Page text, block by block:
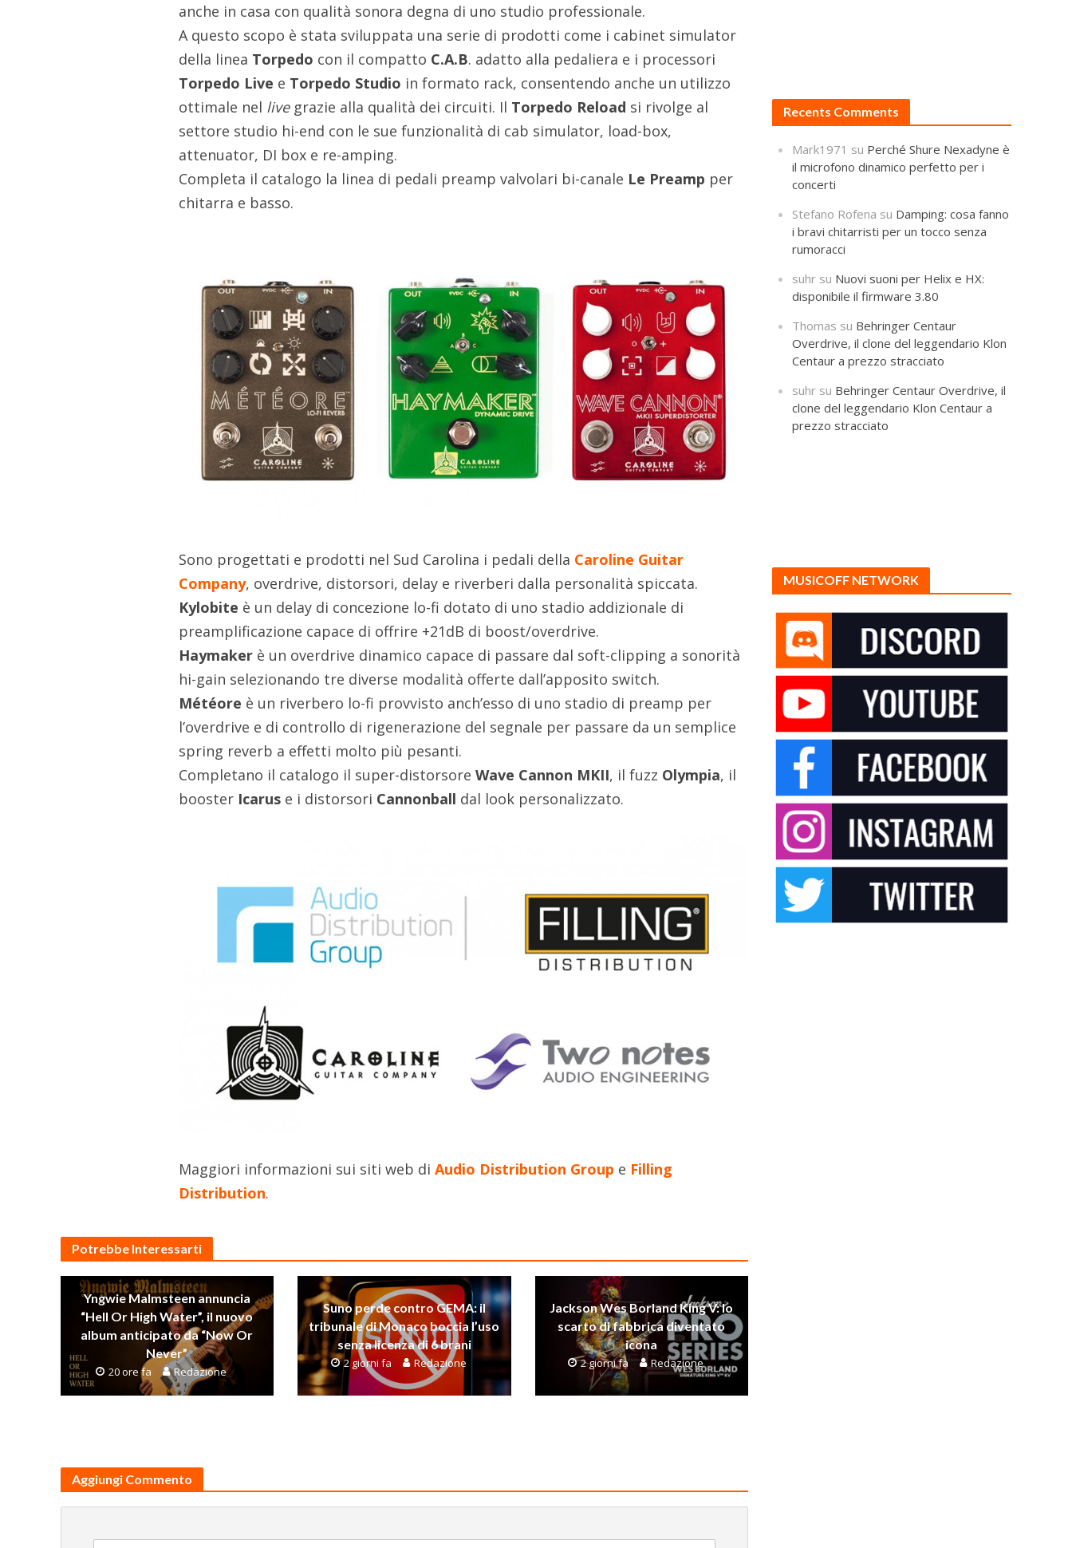
anche in casa con qualità sonora degna di uno studio professionale.
A questo scopo è stata sviluppata una serie di prodotti come i cabinet simulator
della linea Torpedo con il compatto C.A.B. adatto alla pedaliera e i processori
Torpedo Live e Torpedo Studio in formato rack, consentendo anche un utilizzo
ottimale nel livegrazie alla qualità dei circuiti. Il Torpedo Reload si rivolge al
settore studio hi-end con le sue funzionalità di cab simulator, load-box,
attenuator, DI box e re-amping.
Completa il catalogo la linea di pedali preamp valvolari bi-canale Le Preamp per
chitarra e basso.
Sono progettati e prodotti nel Sud Carolina i pedali della Caroline Guitar
Company, overdrive, distorsori, delay e riverberi dalla personalità spiccata.
Kylobite è un delay di concezione lo-fi dotato di uno stadio addizionale di
preamplificazione capace di offrire +21dB di boost/overdrive.
Haymaker è un overdrive dinamico capace di passare dal soft-clipping a sonorità
hi-gain selezionando tre diverse modalità offerte dall’apposito switch.
Météore è un riverbero lo-fi provvisto anch’esso di uno stadio di preamp per
l’overdrive e di controllo di rigenerazione del segnale per passare da un semplice
spring reverb a effetti molto più pesanti.
Completano il catalogo il super-distorsoreWave Cannon MKII, il fuzz Olympia, il
booster Icarus e i distorsori Cannonball dal look personalizzato.
Maggiori informazioni sui siti web diAudio Distribution Group e Filling
Distribution.
Potrebbe Interessarti
Yngwie Malmsteen annuncia
“Hell Or High Water”, il nuovo
album anticipato da “Now Or
Never”
20 ore fa Redazione
Suno perde contro GEMA: il
tribunale di Monaco boccia l’uso
senza licenza di 6 brani
2 giorni fa Redazione
Jackson Wes Borland King V: lo
scarto di fabbrica diventato
icona
2 giorni fa Redazione
Aggiungi Commento
Recents Comments
Mark1971 su Perché Shure Nexadyne è
il microfono dinamico perfetto per i
concerti
Stefano Rofena su Damping: cosa fanno
i bravi chitarristi per un tocco senza
rumoracci
suhr su Nuovi suoni per Helix e HX:
disponibile il firmware 3.80
Thomas su Behringer Centaur
Overdrive, il clone del leggendario Klon
Centaur a prezzo stracciato
suhr su Behringer Centaur Overdrive, il
clone del leggendario Klon Centaur a
prezzo stracciato
MUSICOFF NETWORK